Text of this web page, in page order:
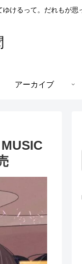
けるって。だれもが思
アーカイブ